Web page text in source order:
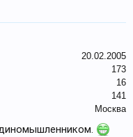
20.02.2005
173
16
141
Москва